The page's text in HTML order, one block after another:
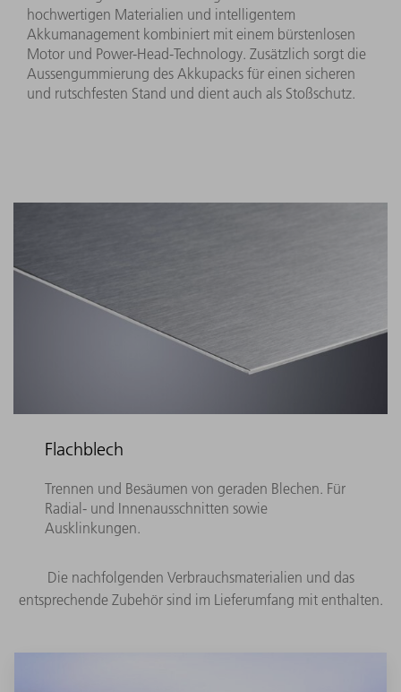
hochwertigen Materialien und intelligentem
Akkumanagement kombiniert mit einem bürstenlosen
Motor und Power-Head-Technology. Zusätzlich sorgt die
Aussengummierung des Akkupacks für einen sicheren
und rutschfesten Stand und dient auch als Stoßschutz.
Flachblech
Trennen und Besäumen von geraden Blechen. Für
Radial- und Innenausschnitten sowie
Ausklinkungen.
Die nachfolgenden Verbrauchsmaterialien und das
entsprechende Zubehör sind im Lieferumfang mit enthalten.